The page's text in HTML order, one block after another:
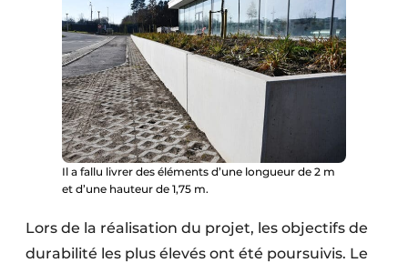
Techniques ferroviaires
Travaux ferroviaires
Il a fallu livrer des éléments d’une longueur de 2 m
et d’une hauteur de 1,75 m.
Lors de la réalisation du projet, les objectifs de
durabilité les plus élevés ont été poursuivis. Le